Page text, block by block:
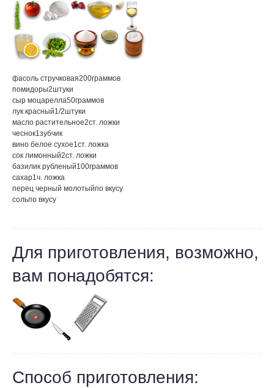
фасоль стручковая200граммов
помидоры2штуки
сыр моцарелла50граммов
лук красный1/2штуки
масло растительное2ст. ложки
чеснок1зубчик
вино белое сухое1ст. ложка
сок лимонный2ст. ложки
базилик рубленый100граммов
сахар1ч. ложка
перец черный молотыйпо вкусу
сольпо вкусу
Для приготовления, возможно,
вам понадобятся:
Способ приготовления: